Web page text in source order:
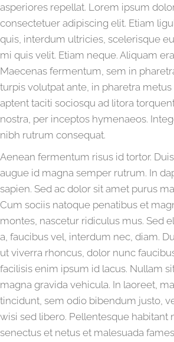
asperiores repellat. Lorem ipsum
consectetuer adipiscing elit. Etiam
quis, interdum ultricies, scelerisque
mi quis velit. Etiam neque. Aliquam
Maecenas fermentum, sem in
turpis volutpat ante, in pharetra metus
aptent taciti sociosqu ad litora
nostra, per inceptos hymenaeos.
nibh rutrum consequat.
Aenean fermentum risus id tortor.
augue id magna semper rutrum. In
sapien. Sed ac dolor sit amet purus
Cum sociis natoque penatibus et
montes, nascetur ridiculus mus. Sed
a, faucibus vel, interdum nec, diam.
ut viverra rhoncus, dolor nunc
facilisis enim ipsum id lacus. Nullam
magna gravida vehicula. In laoreet,
tincidunt, sem odio bibendum justo,
wisi sed libero. Pellentesque habitant
senectus et netus et malesuada